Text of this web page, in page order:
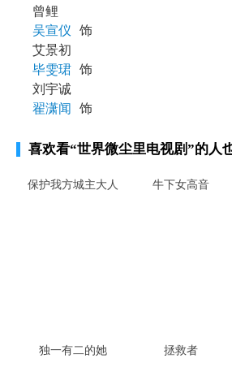
曾鲤
吴宣仪 饰
艾景初
毕雯珺 饰
刘宇诚
翟潇闻 饰
喜欢看“世界微尘里电视剧”的人
保护我方城主大人 牛下女高音
独一有二的她 拯救者